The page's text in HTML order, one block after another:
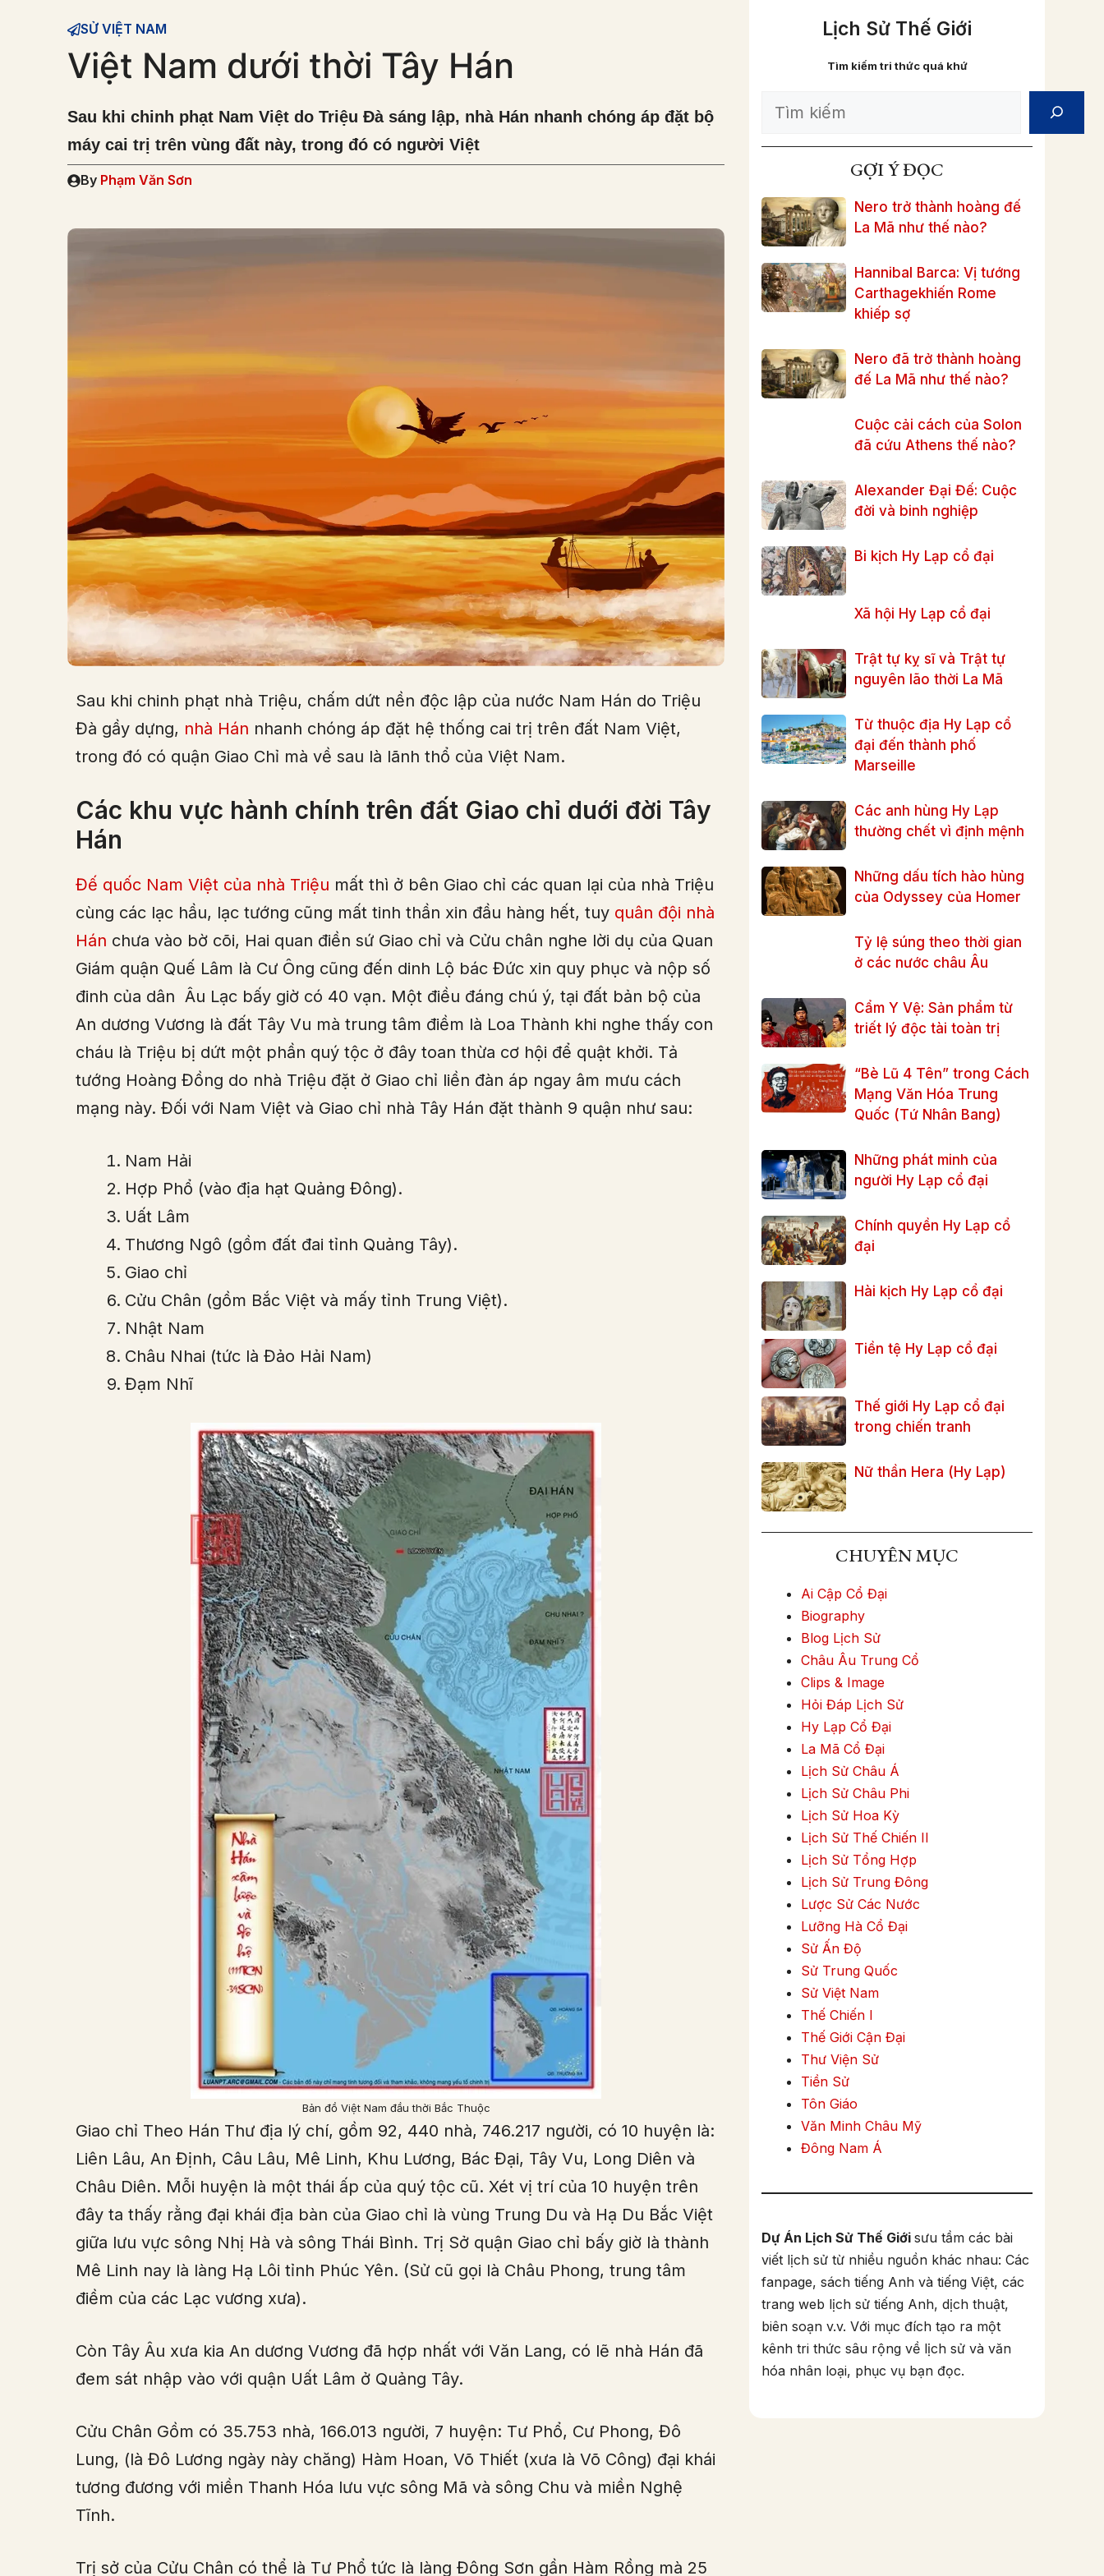
SỬ VIỆT NAM
Việt Nam dưới thời Tây Hán
Sau khi chinh phạt Nam Việt do Triệu Đà sáng lập, nhà Hán nhanh chóng áp đặt bộ
máy cai trị trên vùng đất này, trong đó có người Việt
By Phạm Văn Sơn
Sau khi chinh phạt nhà Triệu, chấm dứt nền độc lập của nước Nam Hán do Triệu
Đà gầy dựng, nhà Hán nhanh chóng áp đặt hệ thống cai trị trên đất Nam Việt,
trong đó có quận Giao Chỉ mà về sau là lãnh thổ của Việt Nam.
Các khu vực hành chính trên đất Giao chỉ duới đời Tây
Hán
Đế quốc Nam Việt của nhà Triệu mất thì ở bên Giao chỉ các quan lại của nhà Triệu
cùng các lạc hầu, lạc tướng cũng mất tinh thần xin đầu hàng hết, tuy quân đội nhà
Hán chưa vào bờ cõi, Hai quan điền sứ Giao chỉ và Cửu chân nghe lời dụ của Quan
Giám quận Quế Lâm là Cư Ông cũng đến dinh Lộ bác Đức xin quy phục và nộp số
đinh của dân Âu Lạc bấy giờ có 40 vạn. Một điều đáng chú ý, tại đất bản bộ của
An dương Vương là đất Tây Vu mà trung tâm điềm là Loa Thành khi nghe thấy con
cháu là Triệu bị dứt một phần quý tộc ở đây toan thừa cơ hội để quật khởi. Tả
tướng Hoàng Đồng do nhà Triệu đặt ở Giao chỉ liền đàn áp ngay âm mưu cách
mạng này. Đối với Nam Việt và Giao chỉ nhà Tây Hán đặt thành 9 quận như sau:
Nam Hải
Hợp Phổ (vào địa hạt Quảng Đông).
Uất Lâm
Thương Ngô (gồm đất đai tỉnh Quảng Tây).
Giao chỉ
Cửu Chân (gồm Bắc Việt và mấy tỉnh Trung Việt).
Nhật Nam
Châu Nhai (tức là Đảo Hải Nam)
Đạm Nhĩ
Bản đồ Việt Nam đầu thời Bắc Thuộc
Giao chỉ Theo Hán Thư địa lý chí, gồm 92, 440 nhà, 746.217 người, có 10 huyện là:
Liên Lâu, An Định, Câu Lâu, Mê Linh, Khu Lương, Bác Đại, Tây Vu, Long Diên và
Châu Diên. Mỗi huyện là một thái ấp của quý tộc cũ. Xét vị trí của 10 huyện trên
đây ta thấy rằng đại khái địa bàn của Giao chỉ là vùng Trung Du và Hạ Du Bắc Việt
giữa lưu vực sông Nhị Hà và sông Thái Bình. Trị Sở quận Giao chỉ bấy giờ là thành
Mê Linh nay là làng Hạ Lôi tỉnh Phúc Yên. (Sử cũ gọi là Châu Phong, trung tâm
điềm của các Lạc vương xưa).
Còn Tây Âu xưa kia An dương Vương đã hợp nhất với Văn Lang, có lẽ nhà Hán đã
đem sát nhập vào với quận Uất Lâm ở Quảng Tây.
Cửu Chân Gồm có 35.753 nhà, 166.013 người, 7 huyện: Tư Phổ, Cư Phong, Đô
Lung, (là Đô Lương ngày này chăng) Hàm Hoan, Võ Thiết (xưa là Võ Công) đại khái
tương đương với miền Thanh Hóa lưu vực sông Mã và sông Chu và miền Nghệ
Tĩnh.
Trị sở của Cửu Chân có thể là Tư Phổ tức là làng Đông Sơn gần Hàm Rồng mà 25
Lịch Sử Thế Giới
Tìm kiếm tri thức quá khứ
Search
GỢI Ý ĐỌC
Nero trở thành hoàng đế
La Mã như thế nào?
Hannibal Barca: Vị tướng
Carthagekhiến Rome
khiếp sợ
Nero đã trở thành hoàng
đế La Mã như thế nào?
Cuộc cải cách của Solon
đã cứu Athens thế nào?
Alexander Đại Đế: Cuộc
đời và binh nghiệp
Bi kịch Hy Lạp cổ đại
Xã hội Hy Lạp cổ đại
Trật tự kỵ sĩ và Trật tự
nguyên lão thời La Mã
Từ thuộc địa Hy Lạp cổ
đại đến thành phố
Marseille
Các anh hùng Hy Lạp
thường chết vì định mệnh
Những dấu tích hào hùng
của Odyssey của Homer
Tỷ lệ súng theo thời gian
ở các nước châu Âu
Cẩm Y Vệ: Sản phẩm từ
triết lý độc tài toàn trị
“Bè Lũ 4 Tên” trong Cách
Mạng Văn Hóa Trung
Quốc (Tứ Nhân Bang)
Những phát minh của
người Hy Lạp cổ đại
Chính quyền Hy Lạp cổ
đại
Hài kịch Hy Lạp cổ đại
Tiền tệ Hy Lạp cổ đại
Thế giới Hy Lạp cổ đại
trong chiến tranh
Nữ thần Hera (Hy Lạp)
CHUYÊN MỤC
Ai Cập Cổ Đại
Biography
Blog Lịch Sử
Châu Âu Trung Cổ
Clips & Image
Hỏi Đáp Lịch Sử
Hy Lạp Cổ Đại
La Mã Cổ Đại
Lịch Sử Châu Á
Lịch Sử Châu Phi
Lịch Sử Hoa Kỳ
Lịch Sử Thế Chiến II
Lịch Sử Tổng Hợp
Lịch Sử Trung Đông
Lược Sử Các Nước
Lưỡng Hà Cổ Đại
Sử Ấn Độ
Sử Trung Quốc
Sử Việt Nam
Thế Chiến I
Thế Giới Cận Đại
Thư Viện Sử
Tiền Sử
Tôn Giáo
Văn Minh Châu Mỹ
Đông Nam Á
Dự Án Lịch Sử Thế Giới sưu tầm các bài
viết lịch sử từ nhiều nguồn khác nhau: Các
fanpage, sách tiếng Anh và tiếng Việt, các
trang web lịch sử tiếng Anh, dịch thuật,
biên soạn v.v. Với mục đích tạo ra một
kênh tri thức sâu rộng về lịch sử và văn
hóa nhân loại, phục vụ bạn đọc.